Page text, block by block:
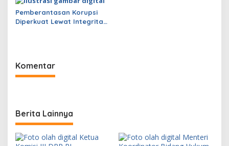
Bersatu Lawan Peredaran
Barang Haram
Pemberantasan Korupsi
Diperkuat Lewat Integritas
Komentar
Berita Lainnya